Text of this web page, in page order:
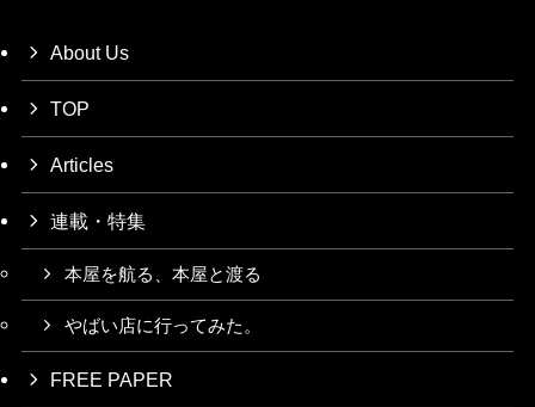
About Us
TOP
Articles
連載・特集
本屋を航る、本屋と渡る
やばい店に行ってみた。
FREE PAPER